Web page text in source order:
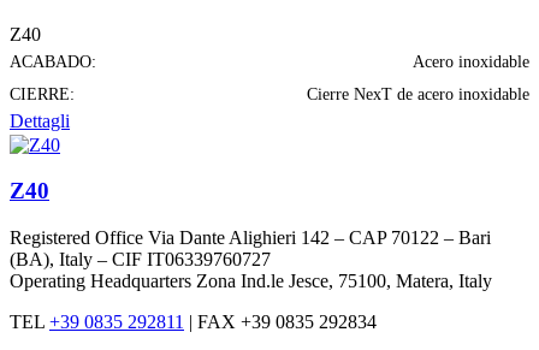
Z40
ACABADO:
Acero inoxidable
CIERRE:
Cierre NexT de acero inoxidable
Dettagli
Z40
Registered Office Via Dante Alighieri 142 – CAP 70122 – Bari
(BA), Italy – CIF IT06339760727
Operating Headquarters Zona Ind.le Jesce, 75100, Matera, Italy
TEL +39 0835 292811 | FAX +39 0835 292834